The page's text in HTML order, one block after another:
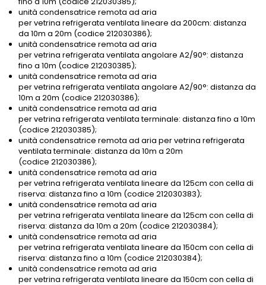
unità condensatrice remota ad aria
per vetrina refrigerata ventilata lineare da 200cm: distanza
da 10m a 20m (codice 212030386);
unità condensatrice remota ad aria
per vetrina refrigerata ventilata angolare A2/90°: distanza
fino a 10m (codice 212030385);
unità condensatrice remota ad aria
per vetrina refrigerata ventilata angolare A2/90°: distanza da
10m a 20m (codice 212030386);
unità condensatrice remota ad aria
per vetrina refrigerata ventilata terminale: distanza fino a 10m
(codice 212030385);
unità condensatrice remota ad aria per vetrina refrigerata
ventilata terminale: distanza da 10m a 20m
(codice 212030386);
unità condensatrice remota ad aria
per vetrina refrigerata ventilata lineare da 125cm con cella di
riserva: distanza fino a 10m (codice 212030383);
unità condensatrice remota ad aria
per vetrina refrigerata ventilata lineare da 125cm con cella di
riserva: distanza da 10m a 20m (codice 212030384);
unità condensatrice remota ad aria
per vetrina refrigerata ventilata lineare da 150cm con cella di
riserva: distanza fino a 10m (codice 212030384);
unità condensatrice remota ad aria
per vetrina refrigerata ventilata lineare da 150cm con cella di